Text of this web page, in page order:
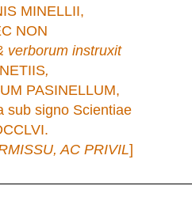
MINELLII,
NON
verborum instruxit
,
PASINELLUM,
sub signo Scientiae
AC PRIVIL]